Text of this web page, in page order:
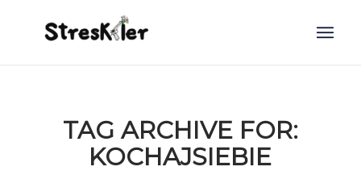
TAG ARCHIVE FOR:
KOCHAJSIEBIE